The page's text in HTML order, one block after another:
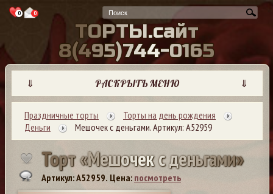
0 0
ТОРТЫ.сайт
8(495)744-0165
⇓ РАСКРЫТЬ МЕНЮ ⇓
Праздничные торты
Торты на день рождения
Деньги
Мешочек с деньгами. Артикул: А52959
Торт«Мешочексденьгами»
Артикул: A52959. Цена: посмотреть